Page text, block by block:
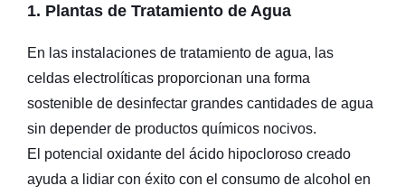
1. Plantas de Tratamiento de Agua
En las instalaciones de tratamiento de agua, las
celdas electrolíticas proporcionan una forma
sostenible de desinfectar grandes cantidades de agua
sin depender de productos químicos nocivos.
El potencial oxidante del ácido hipocloroso creado
ayuda a lidiar con éxito con el consumo de alcohol en